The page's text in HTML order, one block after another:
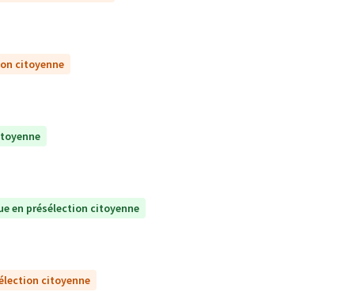
citoyenne
en présélection citoyenne
citoyenne